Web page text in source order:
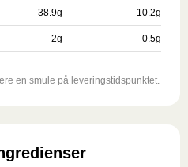
38.9g 10.2g
2g 0.5g
en smule på leveringstidspunktet.